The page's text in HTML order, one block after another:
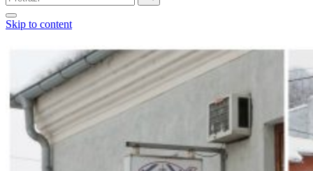
Skip to content